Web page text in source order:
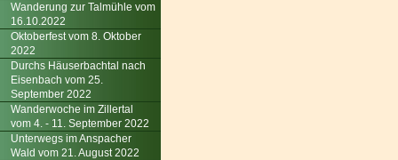
Wanderung zur Talmühle vom
16.10.2022
Oktoberfest vom 8. Oktober
2022
Durchs Häuserbachtal nach
Eisenbach vom 25.
September 2022
Wanderwoche im Zillertal
vom 4. - 11. September 2022
Unterwegs im Anspacher
Wald vom 21. August 2022